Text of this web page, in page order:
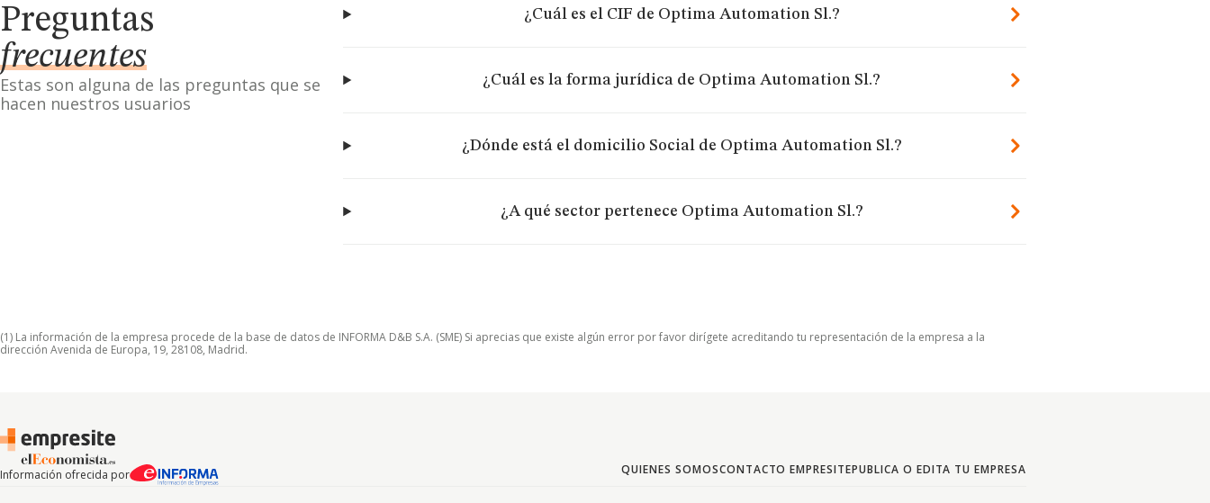
Preguntas
frecuentes
Estas son alguna de las preguntas que se
hacen nuestros usuarios
¿Cuál es el CIF de Optima Automation Sl.?
¿Cuál es la forma jurídica de Optima Automation Sl.?
¿Dónde está el domicilio Social de Optima Automation Sl.?
¿A qué sector pertenece Optima Automation Sl.?
(1) La información de la empresa procede de la base de datos de INFORMA D&B S.A. (SME) Si aprecias que existe algún error por favor dirígete acreditando tu representación de la empresa a la
dirección Avenida de Europa, 19, 28108, Madrid.
Información ofrecida por QUIENES SOMOSCONTACTO EMPRESITEPUBLICA O EDITA TU EMPRESA